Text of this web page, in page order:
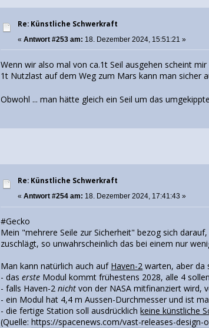
Re: Künstliche Schwerkraft
«Antwort #253 am: 18. Dezember 2024, 15:51:21 »
Wenn wir also mal von ca.1t Seil ausgehen scheint
1t Nutzlast auf dem Weg zum Mars kann man sicher
Obwohl ... man hätte gleich ein Seil um das
Re: Künstliche Schwerkraft
«Antwort #254 am: 18. Dezember 2024, 17:41:43 »
#Gecko
Mein "mehrere Seile zur Sicherheit" bezog sich
zuschlägt, so unwahrscheinlich das bei einem nur
Man kann natürlich auch auf Haven-2 warten, aber da
- daserste Modul kommt frühestens 2028, alle 4
- falls Haven-2nicht von der NASA mitfinanziert wird,
- ein Modul hat 4,4 m Aussen-Durchmesser und ist
- die fertige Station soll ausdrücklichkeine künstliche
(Quelle:https://spacenews.com/vast-releases-